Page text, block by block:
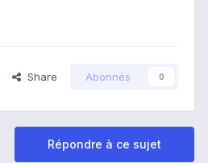
Share Abonnés 0
Répondre à ce sujet